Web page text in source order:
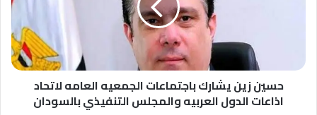
الدول
العربيه
والمجلس
حسين زين يشارك باجتماعات الجمعيه العامه لاتحاد
اذاعات الدول العربيه والمجلس التنفيذي بالسودان